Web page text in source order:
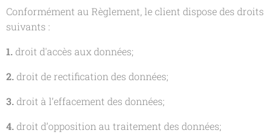
Conformément au Règlement, le client dispose des droits
suivants :
1. droit d'accès aux données;
2. droit de rectification des données;
3. droit à l’effacement des données;
4. droit d’opposition au traitement des données;